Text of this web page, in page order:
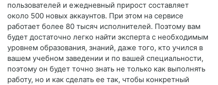
пользователей и ежедневный прирост составляет
около 500 новых аккаунтов. При этом на сервисе
работает более 80 тысяч исполнителей. Поэтому вам
будет достаточно легко найти эксперта с необходимым
уровнем образования, знаний, даже того, кто учился в
вашем учебном заведении и по вашей специальности,
поэтому он будет точно знать не только как выполнять
работу, но и как сделать ее так, чтобы конкретный